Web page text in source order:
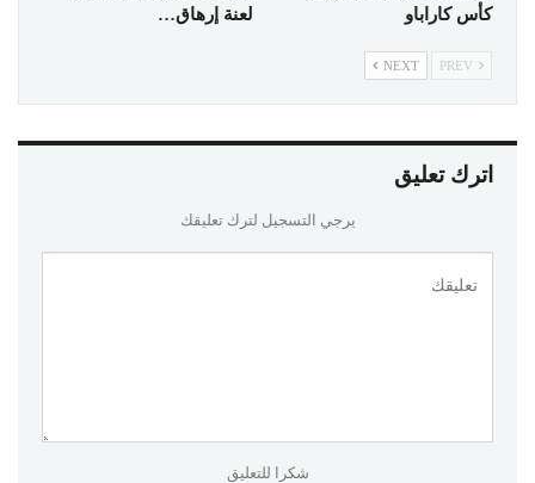
كأس كاراباو
لعنة إرهاق…
NEXT
اترك تعليق
يرجي التسجيل لترك تعليقك
شكرا للتعليق